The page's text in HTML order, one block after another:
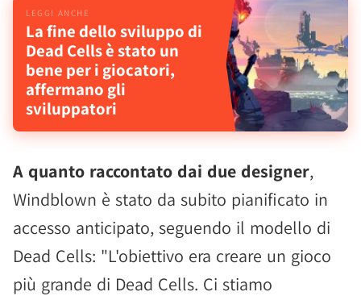
La fine dello sviluppo di
Dead Cells è stato un
bene per i giocatori,
affermano gli
sviluppatori
A quanto raccontato dai due designer,
Windblown è stato da subito pianificato in
accesso anticipato, seguendo il modello di
Dead Cells: "L'obiettivo era creare un gioco
più grande di Dead Cells. Ci stiamo